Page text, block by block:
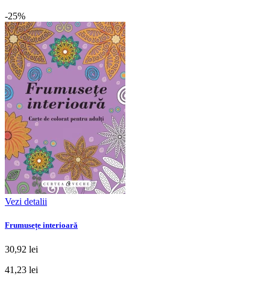
-25%
Vezi detalii
Frumusețe interioară
30,92 lei
41,23 lei